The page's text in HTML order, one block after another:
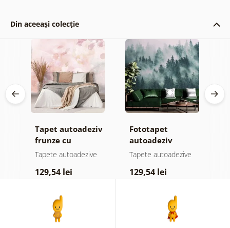
Din aceeași colecție
Tapet autoadeziv
frunze cu
atingere
Tapete autoadezive
129,54 lei
Fototapet
autoadeziv
pădure în ceață
Tapete autoadezive
129,54 lei